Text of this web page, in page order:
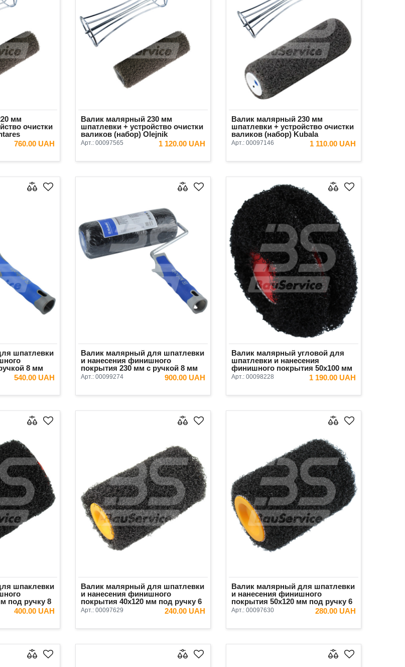
мм
очистки
760.00 UAH
В КОРЗИНУ
Валик малярный 230 мм
шпатлевки + устройство очистки
валиков (набор) Olejnik
Арт.: 00097565 1 120.00 UAH
В КОРЗИНУ
Валик малярный 230 мм
шпатлевки + устройство очистки
валиков (набор) Kubala
Арт.: 00097146 1 110.00 UAH
В КОРЗИНУ
шпатлевки
8 мм
540.00 UAH
В КОРЗИНУ
Валик малярный для шпатлевки
и нанесения финишного
покрытия 230 мм с ручкой 8 мм
ворс 18 мм Kubala черный
Арт.: 00099274 900.00 UAH
В КОРЗИНУ
Валик малярный угловой для
шпатлевки и нанесения
финишного покрытия 50х100 мм
под ручку 8 мм Olejnik
Арт.: 00098228 1 190.00 UAH
В КОРЗИНУ
шпаклевки
под ручку 8
400.00 UAH
В КОРЗИНУ
Валик малярный для шпатлевки
и нанесения финишного
покрытия 40х120 мм под ручку 6
мм Antares
Арт.: 00097629 240.00 UAH
В КОРЗИНУ
Валик малярный для шпатлевки
и нанесения финишного
покрытия 50х120 мм под ручку 6
мм Antares
Арт.: 00097630 280.00 UAH
В КОРЗИНУ